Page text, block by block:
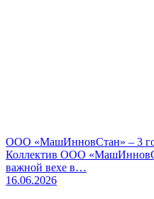
ООО «МашИнновСтан» – 3
Коллектив ООО
важной вехе в…
16.06.2026